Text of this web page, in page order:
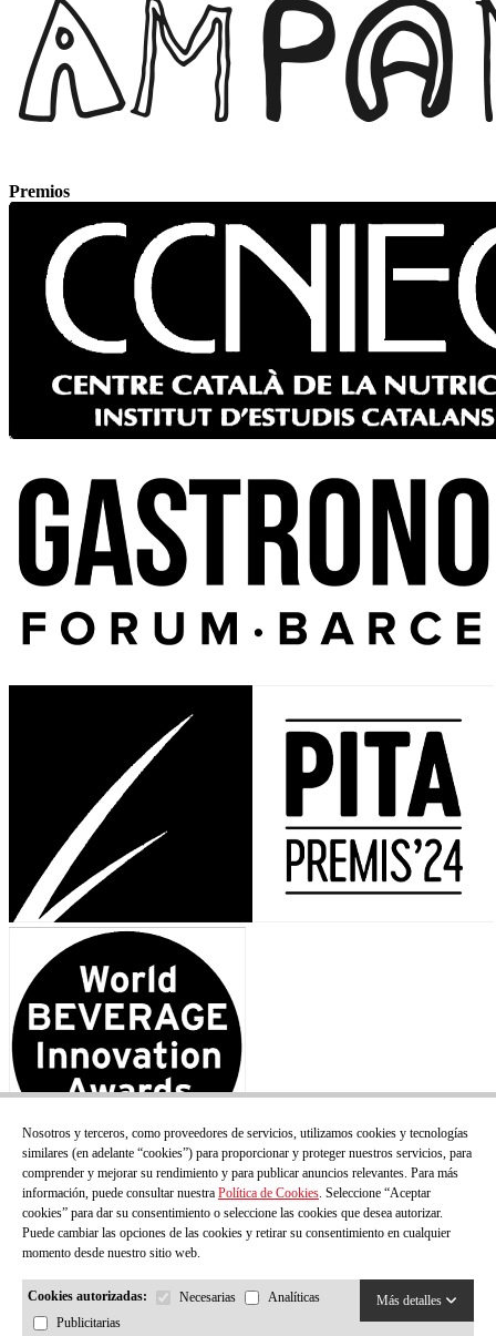
Premios
Nosotros y terceros, como proveedores de servicios, utilizamos cookies y tecnologías
similares (en adelante “cookies”) para proporcionar y proteger nuestros servicios, para
comprender y mejorar su rendimiento y para publicar anuncios relevantes. Para más
información, puede consultar nuestra Política de Cookies. Seleccione “Aceptar
cookies” para dar su consentimiento o seleccione las cookies que desea autorizar.
Puede cambiar las opciones de las cookies y retirar su consentimiento en cualquier
momento desde nuestro sitio web.
Cookies autorizadas: Necesarias
Analíticas
Publicitarias
Más detalles